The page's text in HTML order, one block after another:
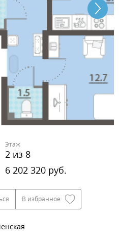
Этаж
2 из 8
6 202 320 руб.
В избранное